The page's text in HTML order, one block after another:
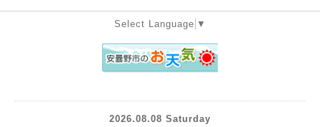
Select Language ▼
2026.08.08 Saturday